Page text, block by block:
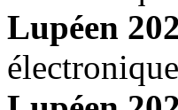
Lupéen
électronique